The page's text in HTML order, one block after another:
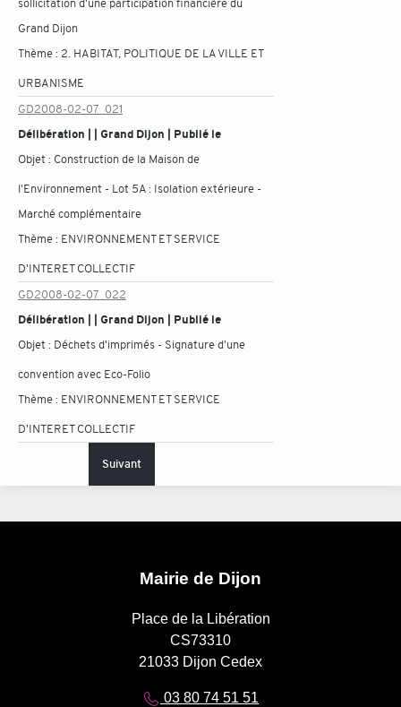
sollicitation d'une participation financière du
Grand Dijon
Thème : 2. HABITAT, POLITIQUE DE LA VILLE ET
URBANISME
GD2008-02-07_021
Délibération | | Grand Dijon | Publié le
Objet : Construction de la Maison de
l'Environnement - Lot 5A : Isolation extérieure -
Marché complémentaire
Thème : ENVIRONNEMENT ET SERVICE
D'INTERET COLLECTIF
GD2008-02-07_022
Délibération | | Grand Dijon | Publié le
Objet : Déchets d'imprimés - Signature d'une
convention avec Eco-Folio
Thème : ENVIRONNEMENT ET SERVICE
D'INTERET COLLECTIF
Suivant
Mairie de Dijon
Place de la Libération
CS73310
21033 Dijon Cedex
03 80 74 51 51